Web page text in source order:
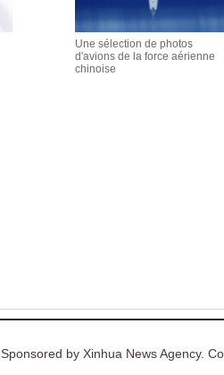
Une sélection de photos
d'avions de la force aérienne
chinoise
Sponsored by Xinhua News Agency.